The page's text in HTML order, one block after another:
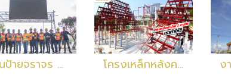
งานป้ายจราจร อ.สีคิ้ว โครงเหล็กหลังคาบ้าน